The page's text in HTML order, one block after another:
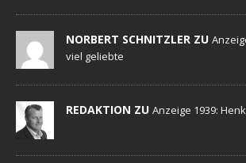
NORBERT SCHNITZLER ZU
viel geliebte
REDAKTION ZU Anzeige 1939: